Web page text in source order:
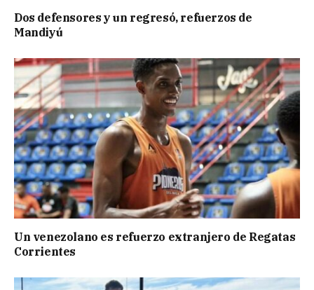
Dos defensores y un regresó, refuerzos de
Mandiyú
Un venezolano es refuerzo extranjero de Regatas
Corrientes